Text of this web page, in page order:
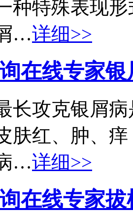
种特殊表现
…详细>>
在线专家银
长攻克银屑
肤红、肿、
…详细>>
在线专家拔